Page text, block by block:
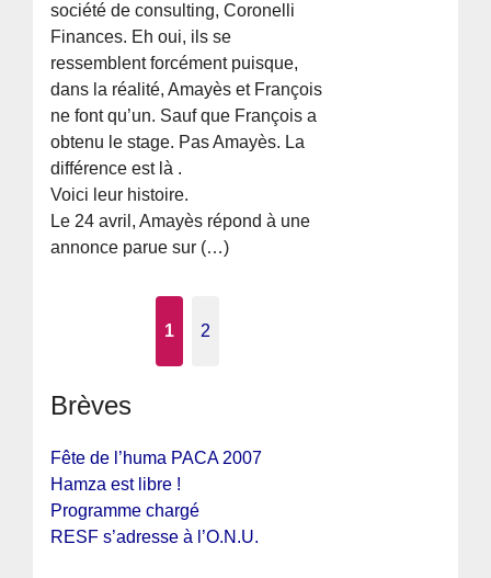
société de consulting, Coronelli
Finances. Eh oui, ils se
ressemblent forcément puisque,
dans la réalité, Amayès et François
ne font qu’un. Sauf que François a
obtenu le stage. Pas Amayès. La
différence est là .
Voici leur histoire.
Le 24 avril, Amayès répond à une
annonce parue sur (…)
1 2
Brèves
Fête de l’huma PACA 2007
Hamza est libre !
Programme chargé
RESF s’adresse à l’O.N.U.